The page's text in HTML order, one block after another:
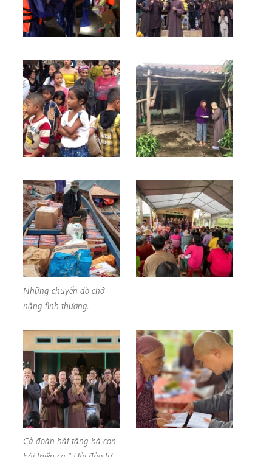
Những chuyến đò chở
nặng tình thương.
Cả đoàn hát tặng bà con